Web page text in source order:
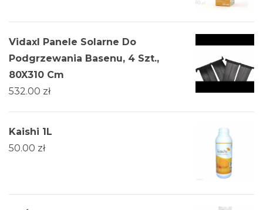
Vidaxl Panele Solarne Do
Podgrzewania Basenu, 4 Szt.,
80X310 Cm
532.00 zł
Kaishi 1L
50.00 zł